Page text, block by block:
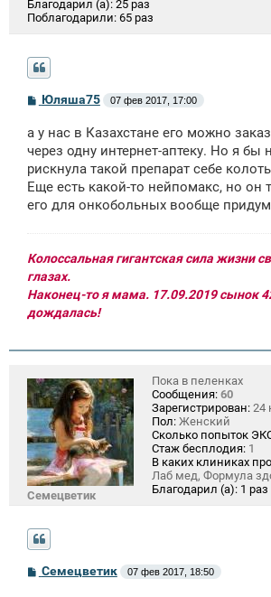
Благодарил (а): 25 раз
Поблагодарили: 65 раз
С
б
щ
е
н
и
Юляша75 07 фев 2017, 17:00
а у нас в Казахстане его можно
через одну интернет-аптеку. Но я бы
рискнула такой препарат себе
Еще есть какой-то нейпомакс, но он
его для онкобольных вообще
Колоссальная гигантская сила жизни
глазах.
Наконец-то я мама. 17.09.2019 сынок
дождалась!
Семецветик
Пока в пеленках
Сообщения: 60
Зарегистрирован: 24
Пол: Женский
Сколько попыток
Стаж бесплодия: 1
В каких клиниках
Лаб мед, Формула
Благодарил (а): 1 раз
ССемецветик 07 фев 2017, 18:50